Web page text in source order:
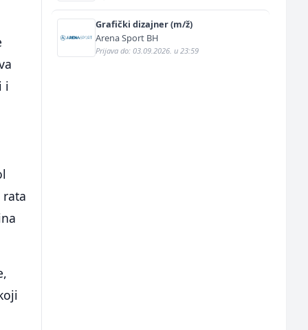
i
rata
Grafički dizajner (m/ž)
Arena Sport BH
Prijava do: 03.09.2026. u 23:59